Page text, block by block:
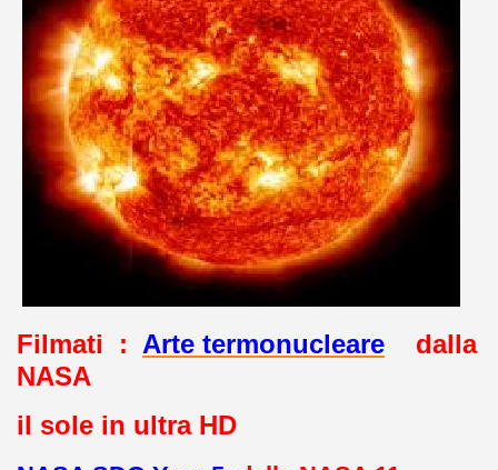
Filmati : Arte termonucleare
dalla
NASA
il sole in ultra HD